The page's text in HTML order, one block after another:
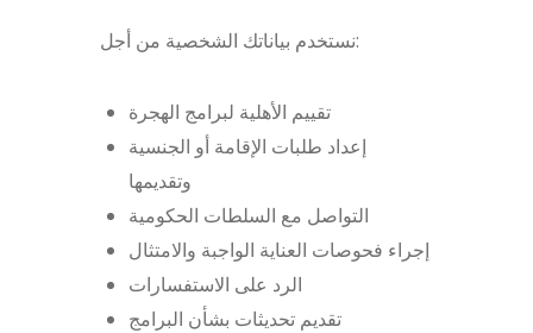
نستخدم بياناتك الشخصية من أجل:
تقييم الأهلية لبرامج الهجرة
إعداد طلبات الإقامة أو الجنسية
وتقديمها
التواصل مع السلطات الحكومية
إجراء فحوصات العناية الواجبة والامتثال
الرد على الاستفسارات
تقديم تحديثات بشأن البرامج